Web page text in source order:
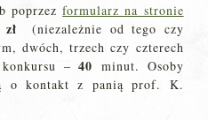
poprzezformularz na stronie
(niezależnie od tego czy
dwóch, trzech czy czterech
konkursu –40 minut. Osoby
o kontakt z panią prof. K.